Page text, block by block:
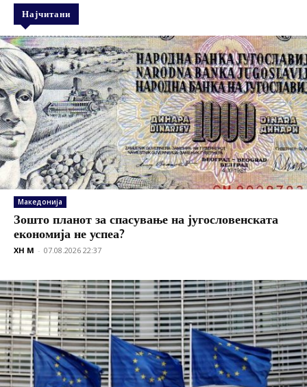
Најчитани
Македонија
Зошто планот за спасување на југословенската
економија не успеа?
XH M - 07.08.2026 22:37